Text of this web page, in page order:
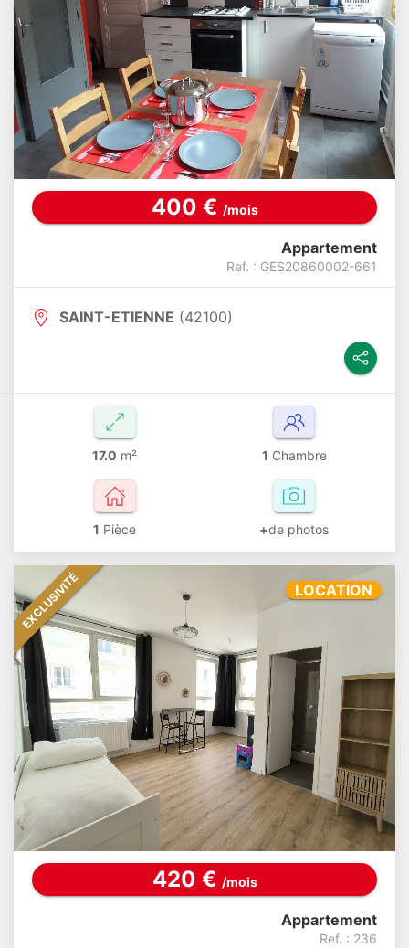
400 € /mois
Appartement
Ref. : GES20860002-661
SAINT-ETIENNE (42100)
17.0 m² 1 Chambre
1 Pièce +de photos
EXCLUSIVITÉ LOCATION
420 € /mois
Appartement
Ref. : 236